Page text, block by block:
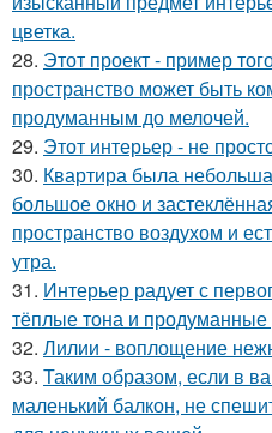
цветка.
28. Этот проект - пример
пространство может быть
продуманным до мелочей.
29. Этот интерьер - не
30. Квартира была
большое окно и
пространство воздухом и
утра.
31. Интерьер радует с
тёплые тона и продуманные
32. Лилии - воплощение
33. Таким образом, если в
маленький балкон, не